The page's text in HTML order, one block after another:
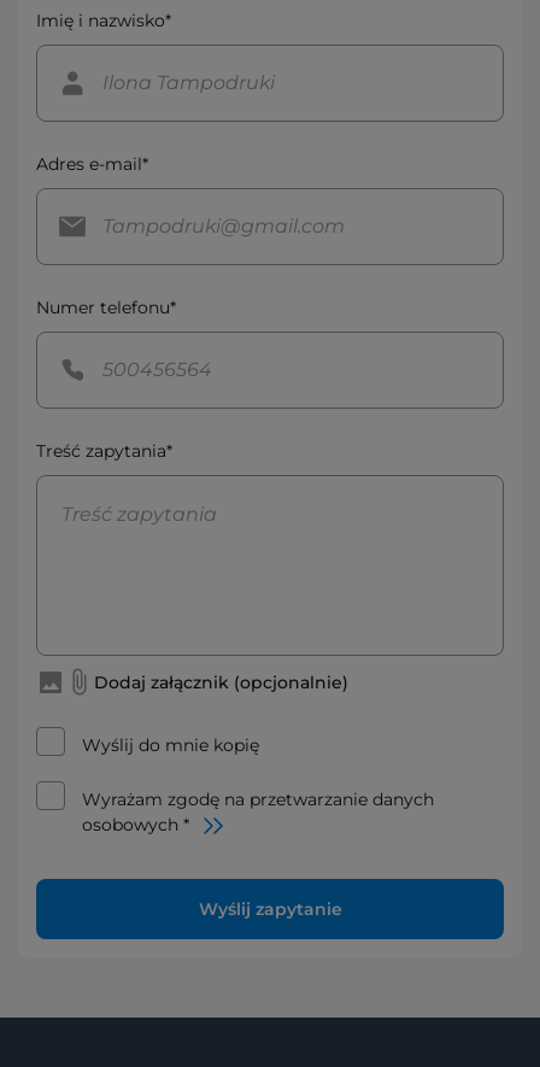
Imię i nazwisko*
Adres e-mail*
Numer telefonu*
Treść zapytania*
Dodaj załącznik (opcjonalnie)
Wyślij do mnie kopię
Wyrażam zgodę na przetwarzanie danych
osobowych *
Wyślij zapytanie